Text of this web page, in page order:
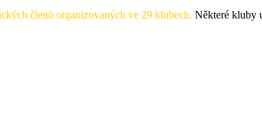
členů organizovaných ve 29 klubech. Některé kluby